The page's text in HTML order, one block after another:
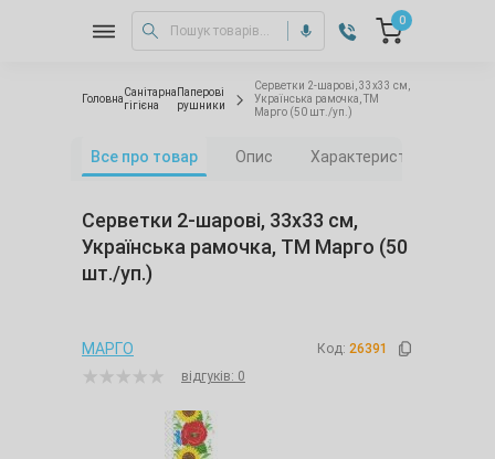
0
Головна
Санітарна
гігієна
Паперові
рушники
Серветки 2-шарові, 33х33 см,
Українська рамочка, ТМ
Марго (50 шт./уп.)
Все про товар Опис Характеристики
Серветки 2-шарові, 33х33 см,
Українська рамочка, ТМ Марго (50
шт./уп.)
МАРГО Код: 26391
відгуків: 0